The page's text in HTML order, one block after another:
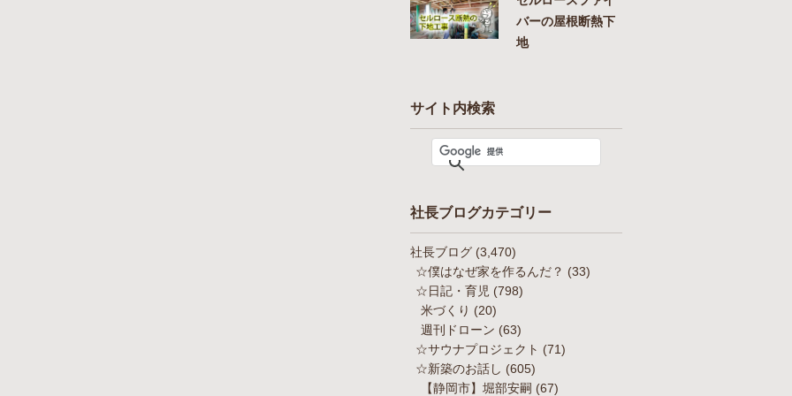
バーの屋根断熱下
地
サイト内検索
社長ブログカテゴリー
社長ブログ (3,470)
☆僕はなぜ家を作るんだ？ (33)
☆日記・育児 (798)
米づくり (20)
週刊ドローン (63)
☆サウナプロジェクト (71)
☆新築のお話し (605)
【静岡市】堀部安嗣 (67)